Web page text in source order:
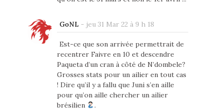
GoNL - jeu 31 Mar 22 à 9 h 18
Est-ce que son arrivée permettrait de
recentrer Faivre en 10 et descendre
Paqueta d’un cran à côté de N’dombele?
Grosses stats pour un ailier en tout cas
! Dire qu’il y a fallu que Juni s’en aille
pour qu’on aille chercher un ailier
brésilien
.